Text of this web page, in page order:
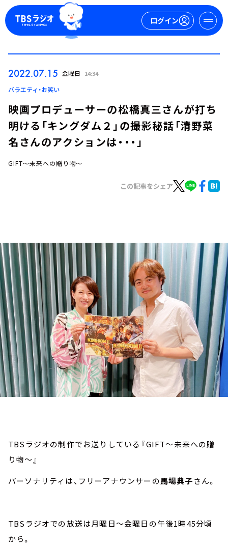
ログイン
ログイン
イベント・グッズ
YouTube
会社情報
2022.07.15 金曜日 14:34
バラエティ・お笑い
映画プロデューサーの松橋真三さんが打ち
明ける「キングダム２」の撮影秘話「清野菜
名さんのアクションは・・・」
GIFT～未来への贈り物～
この記事をシェア
TBSラジオの制作でお送りしている『GIFT～未来への贈
り物～』
パーソナリティは、フリーアナウンサーの馬場典子さん。
TBSラジオでの放送は月曜日～金曜日の午後1時45分頃
から。